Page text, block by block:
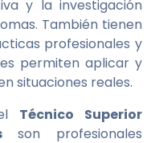
y la investigación
También tienen
profesionales y
permiten aplicar y
situaciones reales.
Técnico Superior
son profesionales